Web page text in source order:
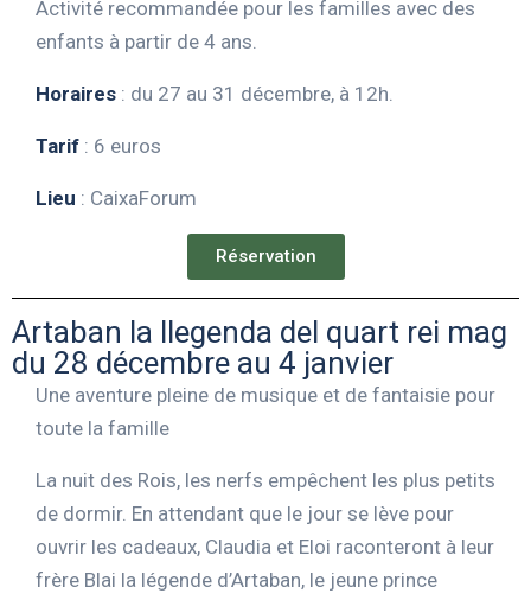
Activité recommandée pour les familles avec des
enfants à partir de 4 ans.
Horaires : du 27 au 31 décembre, à 12h.
Tarif : 6 euros
Lieu : CaixaForum
Réservation
Artaban la llegenda del quart rei mag
du 28 décembre au 4 janvier
Une aventure pleine de musique et de fantaisie pour
toute la famille
La nuit des Rois, les nerfs empêchent les plus petits
de dormir. En attendant que le jour se lève pour
ouvrir les cadeaux, Claudia et Eloi raconteront à leur
frère Blai la légende d’Artaban, le jeune prince